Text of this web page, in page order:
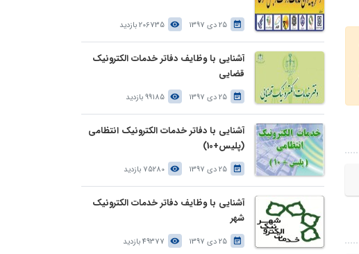
25 دی 1397 206735 بازدید
آشنایی با وظایف دفاتر خدمات الکترونیک
قضایی
25 دی 1397 99185 بازدید
آشنایی با دفاتر خدمات الکترونیک انتظامی
(پلیس+10)
25 دی 1397 75280 بازدید
آشنایی با وظایف دفاتر خدمات الکترونیک
شهر
25 دی 1397 49377 بازدید